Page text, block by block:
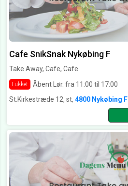
Cafe SnikSnak Nykøbing F
Take Away, Cafe, Cafe
Lukket Åbent Lør. fra 11:00 til 17:00
St.Kirkestræde 12, st, 4800 Nykøbing F